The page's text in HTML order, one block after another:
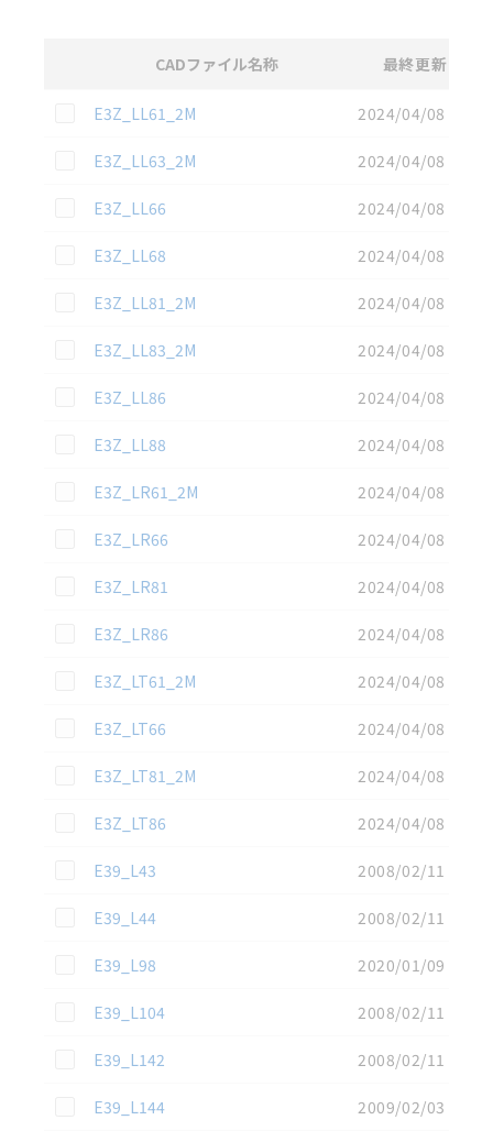
CADファイル名称 最終更新
この資料を選択
E3Z_LL61_2M
2024/04/08
この資料を選択
E3Z_LL63_2M
2024/04/08
この資料を選択
E3Z_LL66
2024/04/08
この資料を選択
E3Z_LL68
2024/04/08
この資料を選択
E3Z_LL81_2M
2024/04/08
この資料を選択
E3Z_LL83_2M
2024/04/08
この資料を選択
E3Z_LL86
2024/04/08
この資料を選択
E3Z_LL88
2024/04/08
この資料を選択
E3Z_LR61_2M
2024/04/08
この資料を選択
E3Z_LR66
2024/04/08
この資料を選択
E3Z_LR81
2024/04/08
この資料を選択
E3Z_LR86
2024/04/08
この資料を選択
E3Z_LT61_2M
2024/04/08
この資料を選択
E3Z_LT66
2024/04/08
この資料を選択
E3Z_LT81_2M
2024/04/08
この資料を選択
E3Z_LT86
2024/04/08
この資料を選択
E39_L43
2008/02/11
この資料を選択
E39_L44
2008/02/11
この資料を選択
E39_L98
2020/01/09
この資料を選択
E39_L104
2008/02/11
この資料を選択
E39_L142
2008/02/11
この資料を選択
E39_L144
2009/02/03